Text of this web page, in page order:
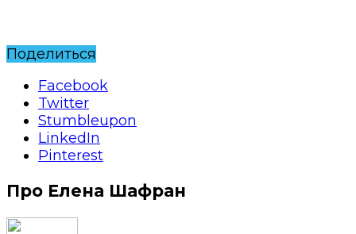
Поделиться
Facebook
Twitter
Stumbleupon
LinkedIn
Pinterest
Про Елена Шафран